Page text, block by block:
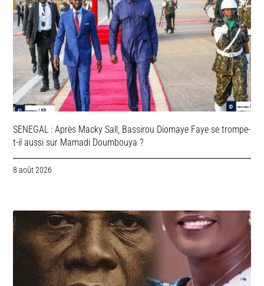
SENEGAL : Après Macky Sall, Bassirou Diomaye Faye se trompe-
t-il aussi sur Mamadi Doumbouya ?
8 août 2026